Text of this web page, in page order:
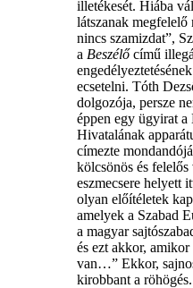
illetékesét. Hiába
látszanak megfelelő
nincs szamizdat”,
a Beszélőcímű
ecsetelni. Tóth
dolgozója, persze
éppen egy ügyirat a
Hivatalának
címezte
kölcsönös és felelős
eszmecsere helyett
olyan előítéletek
amelyek a Szabad
a magyar
és ezt akkor,
van…” Ekkor,
kirobbant a röhögés.